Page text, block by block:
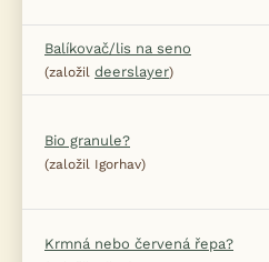
Balíkovač/lis na seno
(založil deerslayer)
Bio granule?
(založil Igorhav)
Krmná nebo červená řepa?